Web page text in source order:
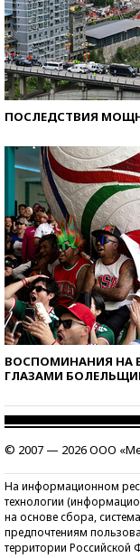
ПОСЛЕДСТВИЯ
ВОСПОМИНАНИЯ НА
ГЛАЗАМИ
© 2007 — 2026 ООО
На информационном
технологии
на основе сбора,
предпочтениям
территории Российской